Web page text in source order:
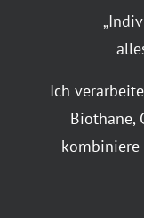
Ich
Biothane,